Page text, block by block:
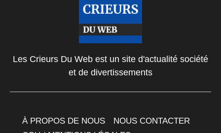
Les Crieurs Du Web est un site d'actualité société
et de divertissements
À PROPOS DE NOUS
NOUS CONTACTER